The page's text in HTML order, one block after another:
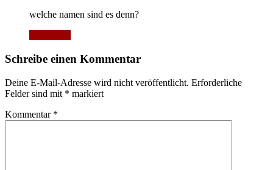
welche namen sind es denn?
Schreibe einen Kommentar
Deine E-Mail-Adresse wird nicht veröffentlicht. Erforderliche
Felder sind mit * markiert
Kommentar *